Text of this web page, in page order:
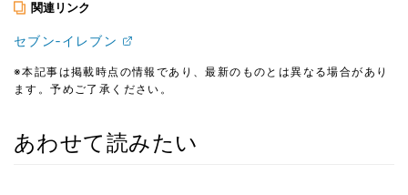
関連リンク
セブン‐イレブン
※本記事は掲載時点の情報であり、最新のものとは異なる場合があり
ます。予めご了承ください。
あわせて読みたい